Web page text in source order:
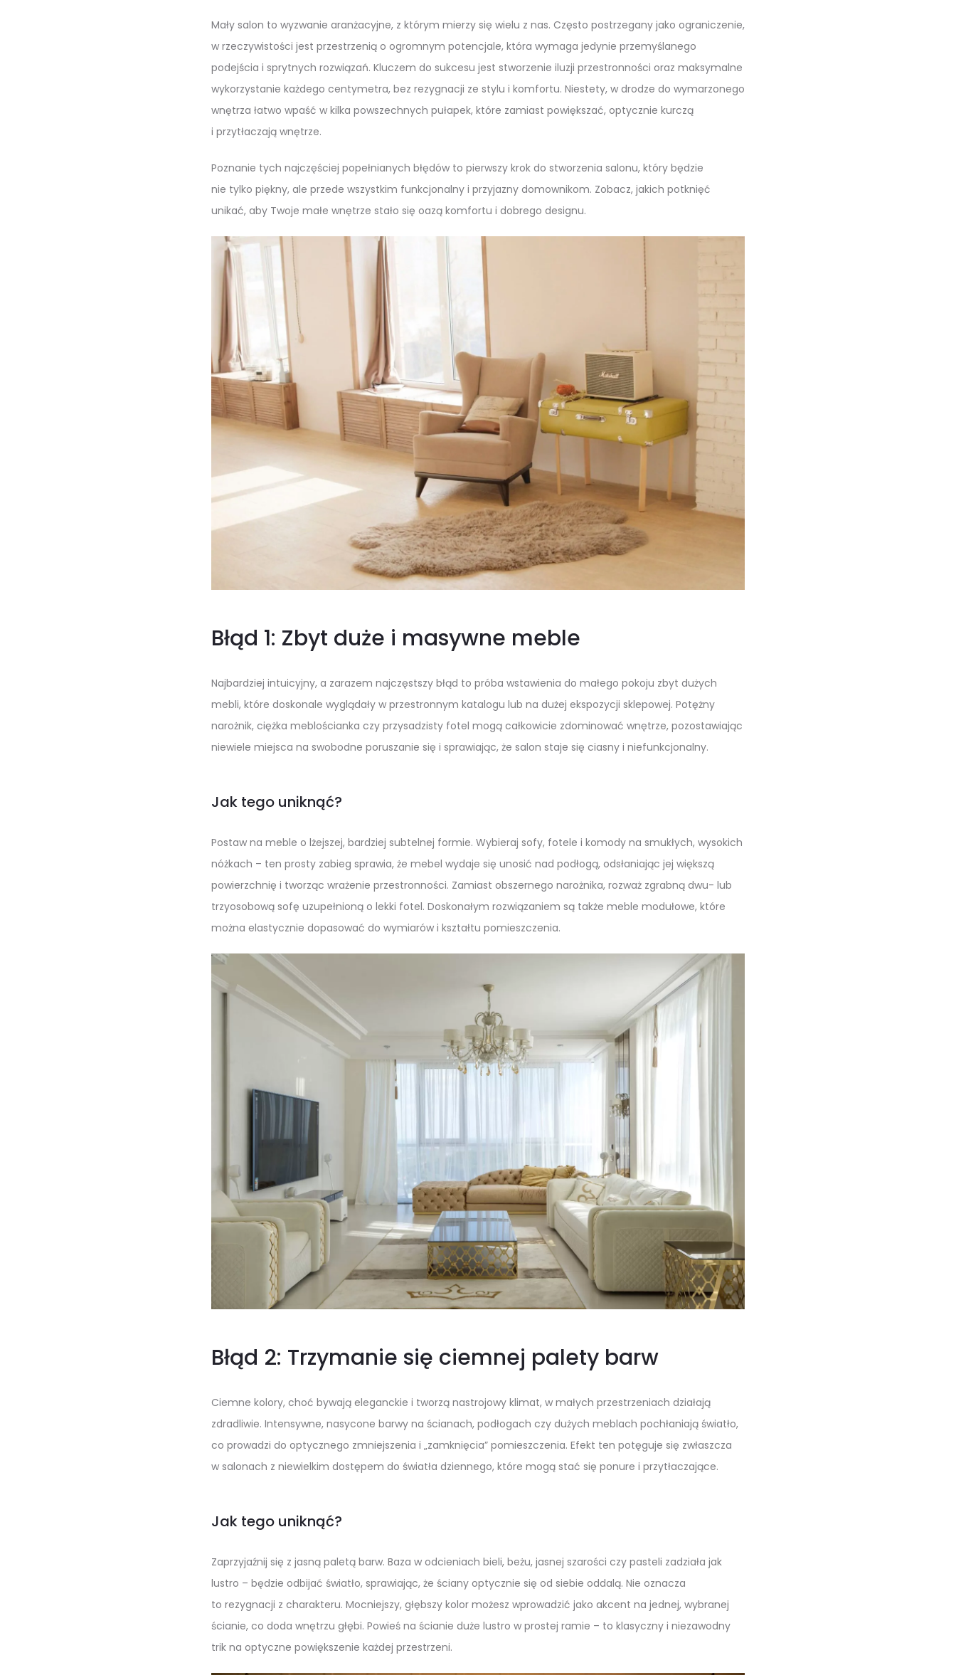
Mały salon to wyzwanie aranżacyjne, z którym mierzy się wielu z nas. Często postrzegany jako ograniczenie,
w rzeczywistości jest przestrzenią o ogromnym potencjale, która wymaga jedynie przemyślanego
podejścia i sprytnych rozwiązań. Kluczem do sukcesu jest stworzenie iluzji przestronności oraz maksymalne
wykorzystanie każdego centymetra, bez rezygnacji ze stylu i komfortu. Niestety, w drodze do wymarzonego
wnętrza łatwo wpaść w kilka powszechnych pułapek, które zamiast powiększać, optycznie kurczą
i przytłaczają wnętrze.
Poznanie tych najczęściej popełnianych błędów to pierwszy krok do stworzenia salonu, który będzie
nie tylko piękny, ale przede wszystkim funkcjonalny i przyjazny domownikom. Zobacz, jakich potknięć
unikać, aby Twoje małe wnętrze stało się oazą komfortu i dobrego designu.
Błąd 1: Zbyt duże i masywne meble
Najbardziej intuicyjny, a zarazem najczęstszy błąd to próba wstawienia do małego pokoju zbyt dużych
mebli, które doskonale wyglądały w przestronnym katalogu lub na dużej ekspozycji sklepowej. Potężny
narożnik, ciężka meblościanka czy przysadzisty fotel mogą całkowicie zdominować wnętrze, pozostawiając
niewiele miejsca na swobodne poruszanie się i sprawiając, że salon staje się ciasny i niefunkcjonalny.
Jak tego uniknąć?
Postaw na meble o lżejszej, bardziej subtelnej formie. Wybieraj sofy, fotele i komody na smukłych, wysokich
nóżkach – ten prosty zabieg sprawia, że mebel wydaje się unosić nad podłogą, odsłaniając jej większą
powierzchnię i tworząc wrażenie przestronności. Zamiast obszernego narożnika, rozważ zgrabną dwu- lub
trzyosobową sofę uzupełnioną o lekki fotel. Doskonałym rozwiązaniem są także meble modułowe, które
można elastycznie dopasować do wymiarów i kształtu pomieszczenia.
Błąd 2: Trzymanie się ciemnej palety barw
Ciemne kolory, choć bywają eleganckie i tworzą nastrojowy klimat, w małych przestrzeniach działają
zdradliwie. Intensywne, nasycone barwy na ścianach, podłogach czy dużych meblach pochłaniają światło,
co prowadzi do optycznego zmniejszenia i „zamknięcia” pomieszczenia. Efekt ten potęguje się zwłaszcza
w salonach z niewielkim dostępem do światła dziennego, które mogą stać się ponure i przytłaczające.
Jak tego uniknąć?
Zaprzyjaźnij się z jasną paletą barw. Baza w odcieniach bieli, beżu, jasnej szarości czy pasteli zadziała jak
lustro – będzie odbijać światło, sprawiając, że ściany optycznie się od siebie oddalą. Nie oznacza
to rezygnacji z charakteru. Mocniejszy, głębszy kolor możesz wprowadzić jako akcent na jednej, wybranej
ścianie, co doda wnętrzu głębi. Powieś na ścianie duże lustro w prostej ramie – to klasyczny i niezawodny
trik na optyczne powiększenie każdej przestrzeni.